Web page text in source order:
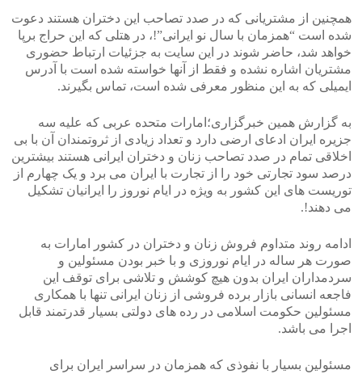
همچنین از مشتریانی که در صدد تصاحب این دختران هستند دعوت
شده است “همزمان با سال نو ایرانی”!، در هتلی که این حراج برپا
خواهد شد، حاضر شوند در این سایت به جزئیات ارتباط حضوری
مشتریان اشاره نشده و فقط از آنها خواسته شده است با آدرس
ایمیلی که به این منظور معرفی شده است، تماس بگیرند.
به گزارش همین خبرگزاری؛امارات متحده عربی که علیه سه
جزیره ایران ادعای ارضی دارد و تعداد زیادی از ثروتمندان آن با بی
اخلاقی تمام در صدد تصاحب زنان و دختران ایرانی هستند بیشترین
درصد سود تجارتی خود را از تجارت با ایران می برد و یک چهارم از
توریست های این کشور به ویژه در ایام نوروز را ایرانیان تشکیل
می دهند!.
ادامه روند متداوم فروش زنان و دختران در کشور امارات به
صورت هر ساله در ایام نوروزی و با خبر بودن مسئولین و
سردمداران ایران بدون هیچ کوشش و تلاشی برای توقف این
فاجعه انسانی بازار برده فروشی از زنان ایرانی تنها با همکاری
مسئولین حکومت اسلامی در رده های دولتی بسیار قدرتمند قابل
اجرا می باشد.
مسئولین بسیار با نفوذی که همزمان در سراسر ایران برای